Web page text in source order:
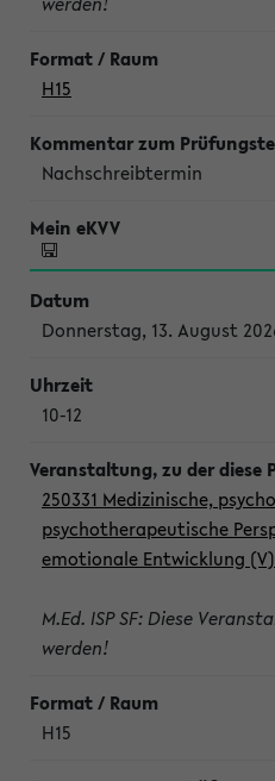
H15
Nachschreibtermin
Donnerstag, 13. August
10-12
250331 Medizinische,
psychotherapeutische
emotionale Entwicklung (V)
M.Ed. ISP SF: Diese
werden!
H15